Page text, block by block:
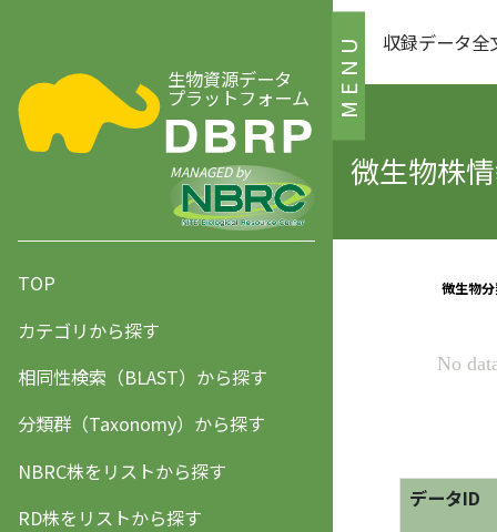
MENU
生物資源データ
プラットフォーム
MANAGED by
TOP
カテゴリから探す
相同性検索（BLAST）から探す
分類群（Taxonomy）から探す
NBRC株をリストから探す
RD株をリストから探す
収録データ全
微生物株
データID